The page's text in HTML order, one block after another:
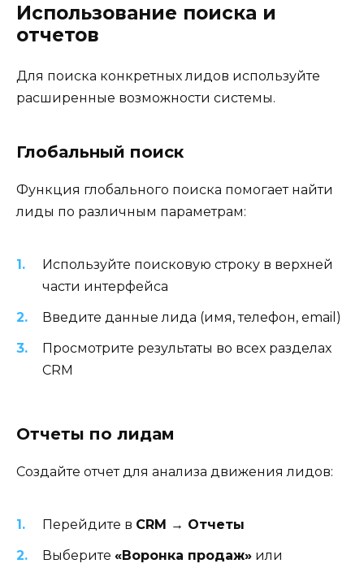
Использование поиска и
отчетов
Для поиска конкретных лидов используйте
расширенные возможности системы.
Глобальный поиск
Функция глобального поиска помогает найти
лиды по различным параметрам:
Используйте поисковую строку в верхней
части интерфейса
Введите данные лида (имя, телефон, email)
Просмотрите результаты во всех разделах
CRM
Отчеты по лидам
Создайте отчет для анализа движения лидов:
Перейдите в CRM → Отчеты
Выберите «Воронка продаж» или